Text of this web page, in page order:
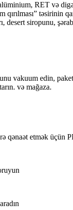
RET və
təsirinin
siropunu,
vakuum edin,
və mağaza.
qənaət etmək üçün